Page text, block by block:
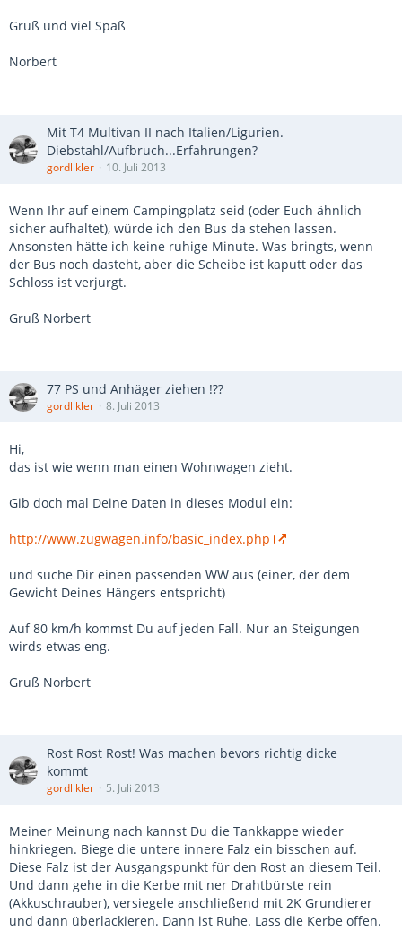
Gruß und viel Spaß
Norbert
Mit T4 Multivan II nach Italien/Ligurien.
Diebstahl/Aufbruch...Erfahrungen?
gordlikler 10. Juli 2013
Wenn Ihr auf einem Campingplatz seid (oder Euch ähnlich
sicher aufhaltet), würde ich den Bus da stehen lassen.
Ansonsten hätte ich keine ruhige Minute. Was bringts, wenn
der Bus noch dasteht, aber die Scheibe ist kaputt oder das
Schloss ist verjurgt.
Gruß Norbert
77 PS und Anhäger ziehen !??
gordlikler 8. Juli 2013
Hi,
das ist wie wenn man einen Wohnwagen zieht.
Gib doch mal Deine Daten in dieses Modul ein:
http://www.zugwagen.info/basic_index.php
und suche Dir einen passenden WW aus (einer, der dem
Gewicht Deines Hängers entspricht)
Auf 80 km/h kommst Du auf jeden Fall. Nur an Steigungen
wirds etwas eng.
Gruß Norbert
Rost Rost Rost! Was machen bevors richtig dicke
kommt
gordlikler 5. Juli 2013
Meiner Meinung nach kannst Du die Tankkappe wieder
hinkriegen. Biege die untere innere Falz ein bisschen auf.
Diese Falz ist der Ausgangspunkt für den Rost an diesem Teil.
Und dann gehe in die Kerbe mit ner Drahtbürste rein
(Akkuschrauber), versiegele anschließend mit 2K Grundierer
und dann überlackieren. Dann ist Ruhe. Lass die Kerbe offen.